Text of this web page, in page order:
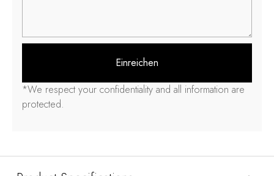
Einreichen
*We respect your confidentiality and all information are
protected.